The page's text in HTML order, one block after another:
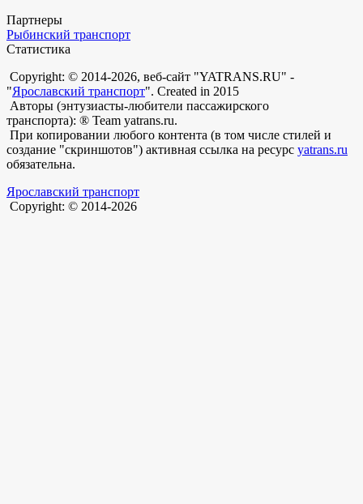
Партнеры
Рыбинский транспорт
Статистика
Copyright: © 2014-2026, веб-сайт "YATRANS.RU" -
"Ярославский транспорт". Created in 2015
Авторы (энтузиасты-любители пассажирского
транспорта): ® Team yatrans.ru.
При копировании любого контента (в том числе стилей и
создание "скриншотов") активная ссылка на ресурс yatrans.ru
обязательна.
Ярославский транспорт
Copyright: © 2014-2026